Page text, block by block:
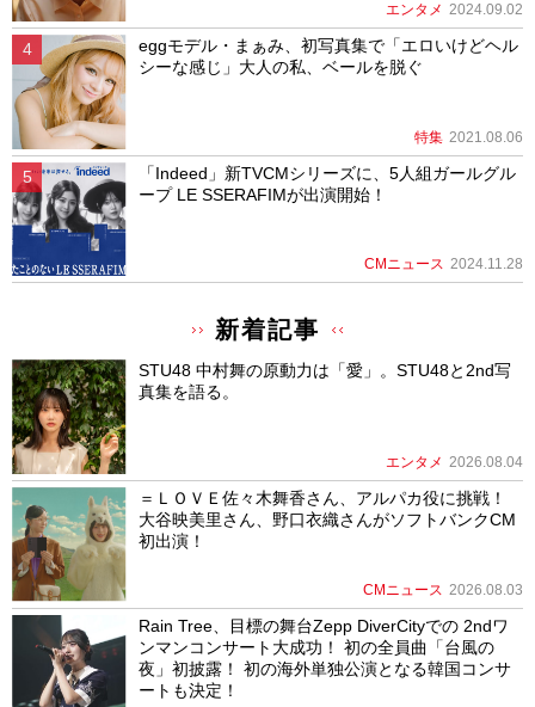
エンタメ 2024.09.02
eggモデル・まぁみ、初写真集で「エロいけどヘル
シーな感じ」大人の私、ベールを脱ぐ
特集 2021.08.06
「Indeed」新TVCMシリーズに、5人組ガールグル
ープ LE SSERAFIMが出演開始！
CMニュース 2024.11.28
新着記事
STU48 中村舞の原動力は「愛」。STU48と2nd写
真集を語る。
エンタメ 2026.08.04
＝ＬＯＶＥ佐々木舞香さん、アルパカ役に挑戦！
大谷映美里さん、野口衣織さんがソフトバンクCM
初出演！
CMニュース 2026.08.03
Rain Tree、目標の舞台Zepp DiverCityでの 2ndワ
ンマンコンサート大成功！ 初の全員曲「台風の
夜」初披露！ 初の海外単独公演となる韓国コンサ
ートも決定！